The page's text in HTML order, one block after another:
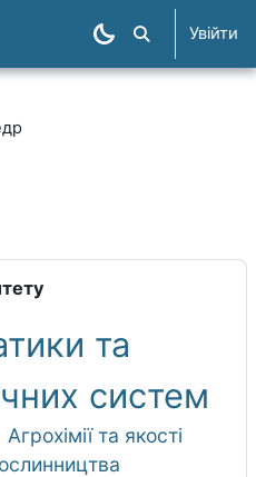
Пошук курсів
Увійти
та
систем
Агрохімії та якості